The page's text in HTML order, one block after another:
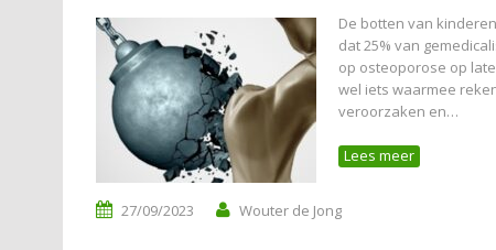
De botten van
dat 25% van
op osteoporose op
wel iets waarmee
veroorzaken en…
Lees meer
27/09/2023 Wouter de Jong